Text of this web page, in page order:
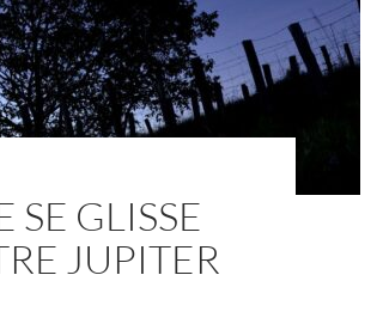
SE GLISSE
JUPITER